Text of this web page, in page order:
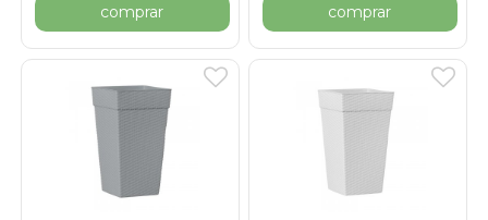
comprar comprar